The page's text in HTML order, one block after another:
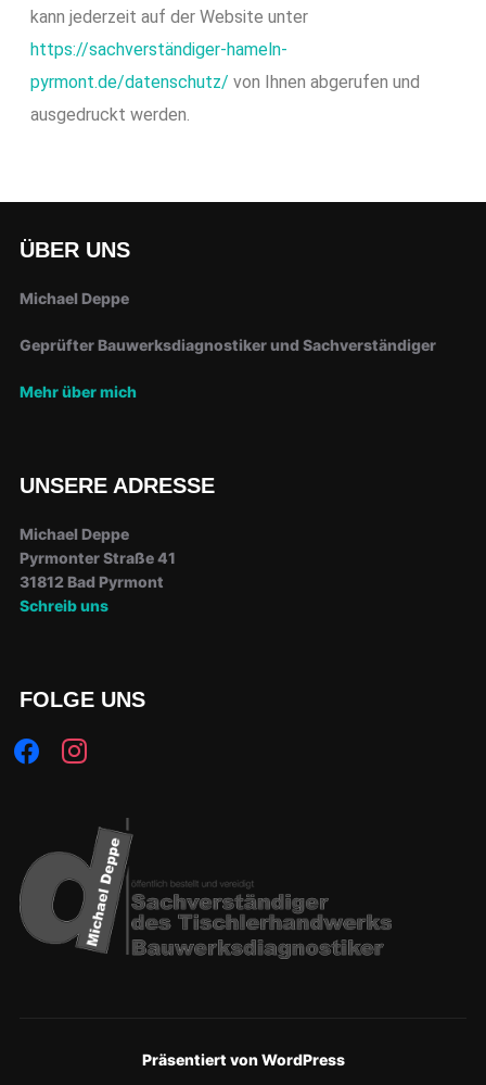
kann jederzeit auf der Website unter
https://sachverständiger-hameln-
pyrmont.de/datenschutz/ von Ihnen abgerufen und
ausgedruckt werden.
ÜBER UNS
Michael Deppe
Geprüfter Bauwerksdiagnostiker und Sachverständiger
Mehr über mich
UNSERE ADRESSE
Michael Deppe
Pyrmonter Straße 41
31812 Bad Pyrmont
Schreib uns
FOLGE UNS
Präsentiert von WordPress